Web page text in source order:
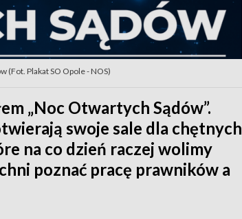
(Fot. Plakat SO Opole - NOS)
„Noc Otwartych Sądów”.
swoje sale dla chętnych
na co dzień raczej wolimy
poznać pracę prawników a